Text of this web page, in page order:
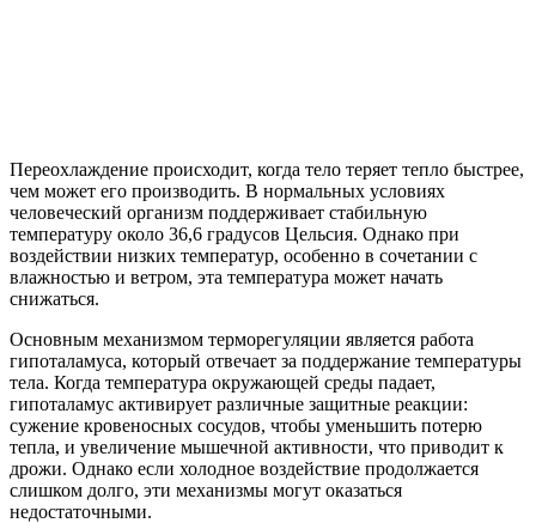
Переохлаждение происходит, когда тело теряет тепло быстрее,
чем может его производить. В нормальных условиях
человеческий организм поддерживает стабильную
температуру около 36,6 градусов Цельсия. Однако при
воздействии низких температур, особенно в сочетании с
влажностью и ветром, эта температура может начать
снижаться.
Основным механизмом терморегуляции является работа
гипоталамуса, который отвечает за поддержание температуры
тела. Когда температура окружающей среды падает,
гипоталамус активирует различные защитные реакции:
сужение кровеносных сосудов, чтобы уменьшить потерю
тепла, и увеличение мышечной активности, что приводит к
дрожи. Однако если холодное воздействие продолжается
слишком долго, эти механизмы могут оказаться
недостаточными.